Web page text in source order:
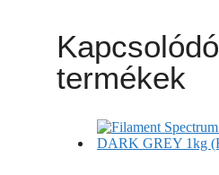
Kapcsolódó
termékek